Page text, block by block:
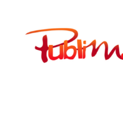
contenuPublimath